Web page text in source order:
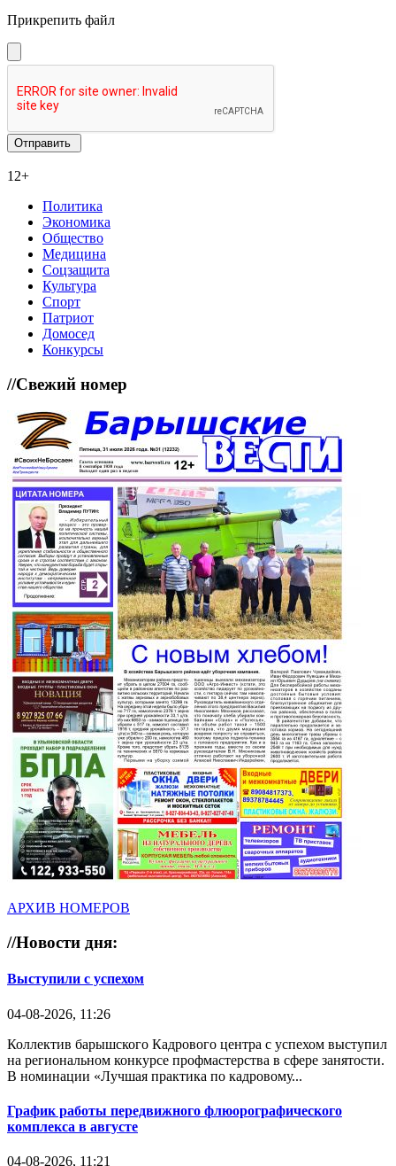
Прикрепить файл
12+
Политика
Экономика
Общество
Медицина
Соцзащита
Культура
Спорт
Патриот
Домосед
Конкурсы
//Свежий номер
АРХИВ НОМЕРОВ
//Новости дня:
Выступили с успехом
04-08-2026, 11:26
Коллектив барышского Кадрового центра с успехом выступил
на региональном конкурсе профмастерства в сфере занятости.
В номинации «Лучшая практика по кадровому...
График работы передвижного флюорографического
комплекса в августе
04-08-2026, 11:21